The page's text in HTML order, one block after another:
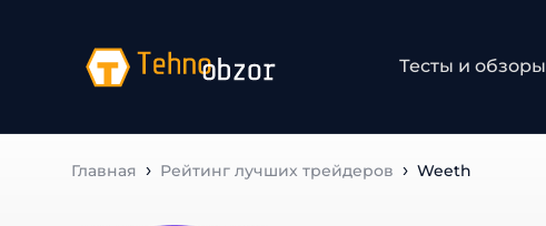
Тесты и обзоры
Главная Рейтинг лучших трейдеров Weeth